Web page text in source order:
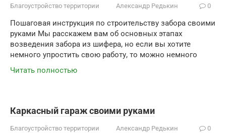
Благоустройство территории Александр Редькин 0
Пошаговая инструкция по строительству забора своими
руками Мы расскажем вам об основных этапах
возведения забора из шифера, но если вы хотите
немного упростить свою работу, то можно немного
Читать полностью
Каркасный гараж своими руками
Благоустройство территории Александр Редькин 0